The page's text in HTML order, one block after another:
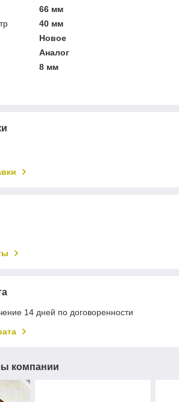
66 мм
40 мм
Новое
Аналог
8 мм
14 дней по договоренности
компании